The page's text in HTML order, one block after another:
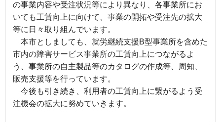
の事業内容や受注状況等により異なり、各事業所にお
いても工賃向上に向けて、事業の開拓や受注先の拡大
等に日々取り組んでいます。
本市としましても、就労継続支援B型事業所を含めた
市内の障害サービス事業所の工賃向上につながるよ
う、事業所の自主製品等のカタログの作成等、周知、
販売支援等を行っています。
今後も引き続き、利用者の工賃向上に繋がるよう受
注機会の拡大に努めていきます。